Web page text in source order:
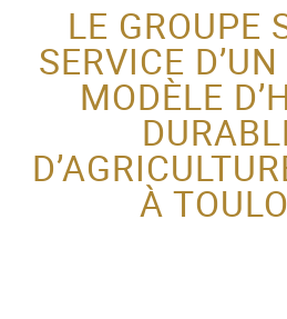
LE GROUPE
SERVICE
MODÈLE
À